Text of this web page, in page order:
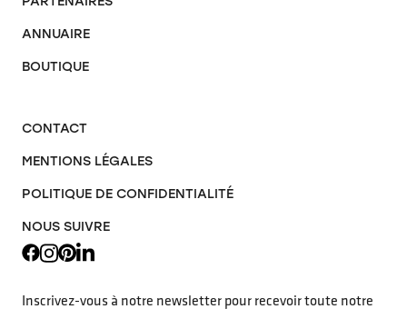
ANNUAIRE
BOUTIQUE
CONTACT
MENTIONS LÉGALES
POLITIQUE DE CONFIDENTIALITÉ
NOUS SUIVRE
Inscrivez-vous à notre newsletter pour recevoir toute notre